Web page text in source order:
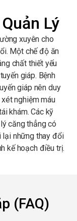
Lý
xuyên cho
Một chế độ ăn
chất thiết yếu
giáp. Bệnh
giáp nên duy
nghiệm máu
khám. Các kỹ
căng thẳng có
lại những thay đổi
kế hoạch điều trị.
(FAQ)